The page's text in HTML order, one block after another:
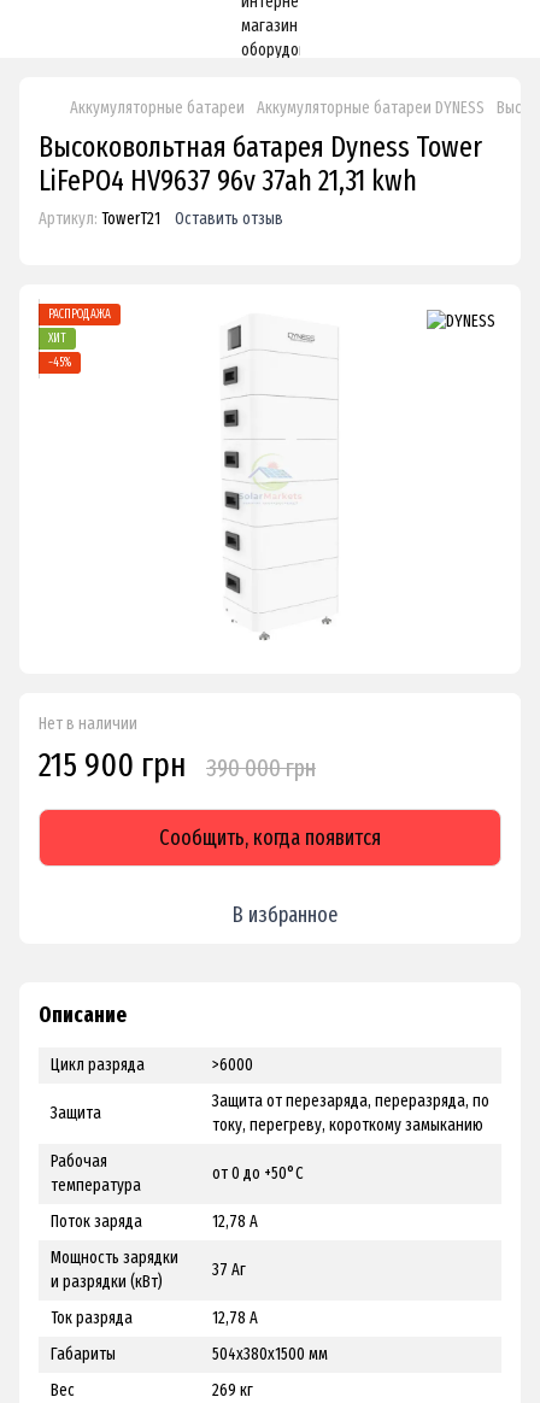
Аккумуляторные батареи Аккумуляторные батареи DYNESS
Высоковольтная батарея Dyness Tower
LiFePO4 HV9637 96v 37ah 21,31 kwh
Артикул: TowerT21 Оставить отзыв
РАСПРОДАЖА
ХИТ
−45%
Нет в наличии
215 900 грн 390 000 грн
Сообщить, когда появится
В избранное
Описание
Цикл разряда >6000
Защита
Защита от перезаряда, переразряда, по
току, перегреву, короткому замыканию
Рабочая
температура
от 0 до +50°C
Поток заряда
12,78 А
Мощность зарядки
и разрядки (кВт)
37 Аг
Ток разряда
12,78 А
Габариты
504х380х1500 мм
Вес
269 кг